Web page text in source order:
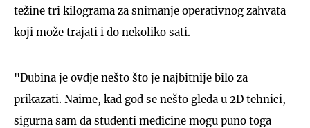
težine tri kilograma za snimanje operativnog zahvata
koji može trajati i do nekoliko sati.
"Dubina je ovdje nešto što je najbitnije bilo za
prikazati. Naime, kad god se nešto gleda u 2D tehnici,
sigurna sam da studenti medicine mogu puno toga